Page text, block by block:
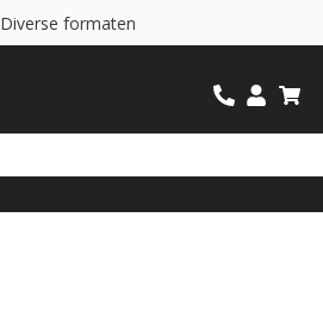
Diverse formaten